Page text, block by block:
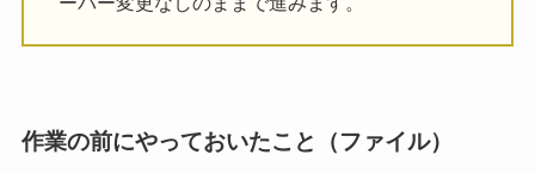
作業の前にやっておいたこと（ファイル）